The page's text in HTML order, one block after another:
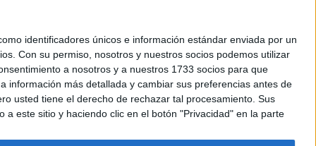
identificadores únicos e información estándar enviada por un
Con su permiso, nosotros y nuestros socios podemos utilizar
a nosotros y a nuestros 1733 socios para que
información más detallada y cambiar sus preferencias antes de
usted tiene el derecho de rechazar tal procesamiento. Sus
este sitio y haciendo clic en el botón "Privacidad" en la parte
+34 91 593 2767